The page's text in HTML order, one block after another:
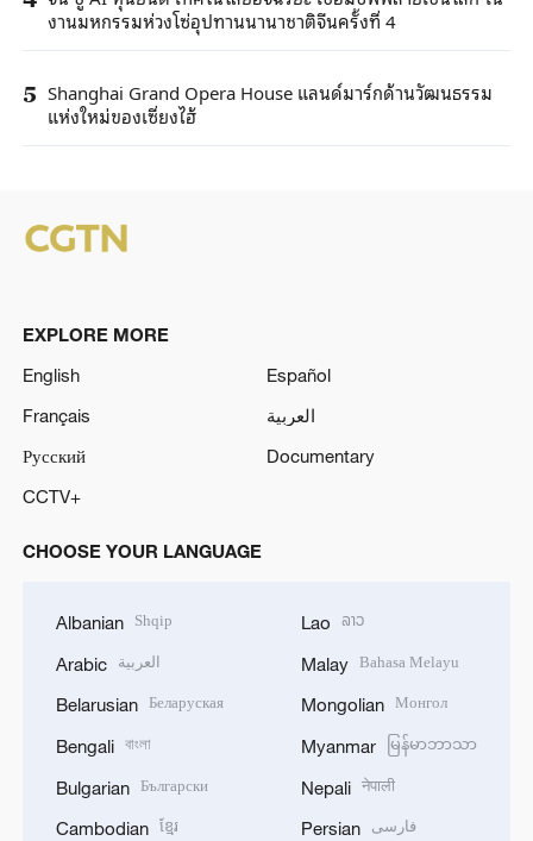
งานมหกรรมห่วงโซ่อุปทานนานาชาติจีนครั้งที่ 4
5 Shanghai Grand Opera House แลนด์มาร์กด้านวัฒนธรรม
แห่งใหม่ของเซี่ยงไฮ้
EXPLORE MORE
English
Español
Français
العربية
Русский
Documentary
CCTV+
CHOOSE YOUR LANGUAGE
Albanian Shqip
Arabic العربية
Belarusian Беларуская
Bengali বাংলা
Bulgarian Български
Cambodian ខ្មែរ
Lao ລາວ
Malay Bahasa Melayu
Mongolian Монгол
Myanmar မြန်မာဘာသာ
Nepali नेपाली
Persian فارسی